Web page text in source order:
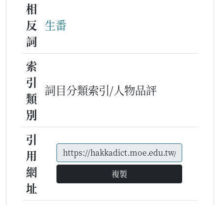
相
反
詞
生番
索
引
類
別
詞目分類索引/人物品評
引
用
網
址
複製